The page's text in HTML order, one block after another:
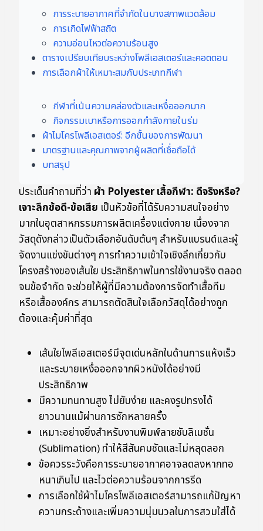
การระบายอากาศที่จำกัดในบางสภาพแวดล้อม
การเกิดไฟฟ้าสถิต
ความอ่อนไหวต่อความร้อนสูง
ตารางเปรียบเทียบระหว่างโพลีเอสเตอร์และคอตตอน
การเลือกผ้าให้เหมาะสมกับประเภทกีฬา
กีฬาที่เน้นความคล่องตัวและเหงื่อออกมาก
กิจกรรมเบาหรือการออกกำลังกายในร่ม
ผ้าไมโครโพลีเอสเตอร์: อีกขั้นของการพัฒนา
มาตรฐานและคุณภาพจากผู้ผลิตที่เชื่อถือได้
บทสรุป
ประเด็นคำถามที่ว่า ผ้า Polyester เสื้อกีฬา: ดีจริงหรือ?
เจาะลึกข้อดี-ข้อเสีย เป็นหัวข้อที่ได้รับความสนใจอย่าง
มากในอุตสาหกรรมการผลิตเครื่องแต่งกาย เนื่องจาก
วัสดุดังกล่าวเป็นตัวเลือกอันดับต้นๆ สำหรับแบรนด์และผู้
จัดงานแข่งขันต่างๆ การทำความเข้าใจเชิงลึกเกี่ยวกับ
โครงสร้างของเส้นใย ประสิทธิภาพในการใช้งานจริง ตลอด
จนข้อจำกัด จะช่วยให้ผู้ที่มีความต้องการจัดทำเสื้อทีม
หรือเสื้อองค์กร สามารถตัดสินใจเลือกวัสดุได้อย่างถูก
ต้องและคุ้มค่าที่สุด
เส้นใยโพลีเอสเตอร์มีจุดเด่นหลักในด้านการแห้งเร็ว
และระบายเหงื่อออกจากผิวหนังได้อย่างมี
ประสิทธิภาพ
มีความทนทานสูง ไม่ยับง่าย และคงรูปทรงได้
ยาวนานแม้ผ่านการซักหลายครั้ง
เหมาะอย่างยิ่งสำหรับงานพิมพ์ลายซับลิเมชั่น
(Sublimation) ทำให้สีสันคมชัดและไม่หลุดลอก
ข้อควรระวังคือการระบายอากาศอาจลดลงหากทอ
หนาเกินไป และไวต่อความร้อนจากการรีด
การเลือกใช้ผ้าไมโครโพลีเอสเตอร์สามารถแก้ปัญหา
ความกระด้างและเพิ่มความนุ่มนวลในการสวมใส่ได้